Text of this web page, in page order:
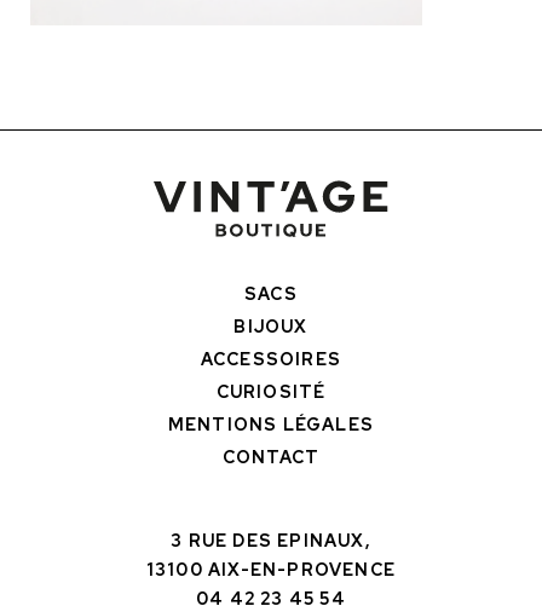
SACS
BIJOUX
ACCESSOIRES
CURIOSITÉ
MENTIONS LÉGALES
CONTACT
3 RUE DES EPINAUX,
13100 AIX-EN-PROVENCE
04 42 23 45 54